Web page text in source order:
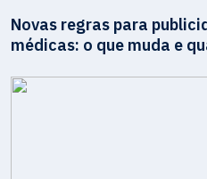
Novas regras para
médicas: o que muda e